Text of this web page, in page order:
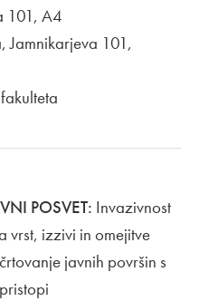
101, A4
Jamnikarjeva 101,
POSVET: Invazivnost
vrst, izzivi in omejitve
javnih površin s